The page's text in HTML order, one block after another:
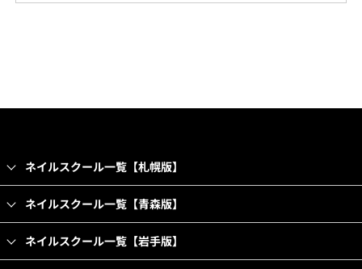
ネイルスクール一覧【札幌版】
ネイルスクール一覧【青森版】
ネイルスクール一覧【岩手版】